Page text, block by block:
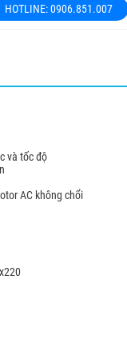
phẩm cơ khíGram - Denmark
SCI FINETECH
HOTLINE: 0906.851.007
và tốc độ
AC không chổi